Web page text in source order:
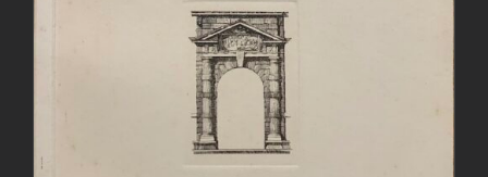
AGGIUNGI AL CARRELLO